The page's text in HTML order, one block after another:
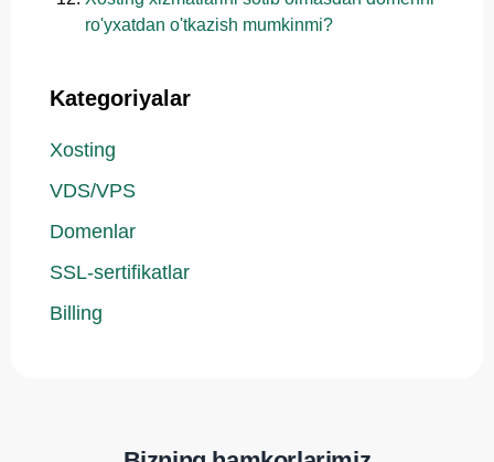
ro'yxatdan o'tkazish mumkinmi?
Kategoriyalar
Xosting
VDS/VPS
Domenlar
SSL-sertifikatlar
Billing